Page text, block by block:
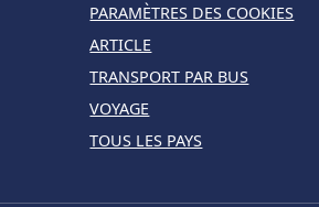
PARAMÈTRES DES COOKIES
ARTICLE
TRANSPORT PAR BUS
VOYAGE
TOUS LES PAYS